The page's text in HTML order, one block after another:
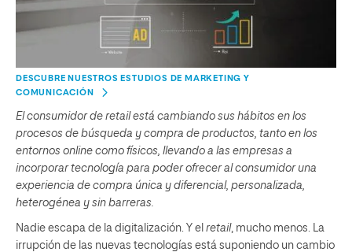
DESCUBRE NUESTROS ESTUDIOS DE MARKETING Y
COMUNICACIÓN
El consumidor de retail está cambiando sus hábitos en los
procesos de búsqueda y compra de productos, tanto en los
entornos online como físicos, llevando a las empresas a
incorporar tecnología para poder ofrecer al consumidor una
experiencia de compra única y diferencial, personalizada,
heterogénea y sin barreras.
Nadie escapa de la digitalización. Y el retail, mucho menos. La
irrupción de las nuevas tecnologías está suponiendo un cambio